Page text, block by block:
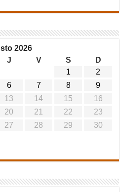
2026
J V S
D
1
2
6 7 8
9
13 14 15
16
20 21 22
23
27 28 29
30